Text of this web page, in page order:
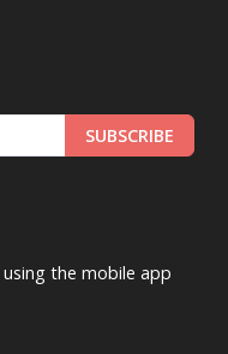
SUBSCRIBE
the mobile app